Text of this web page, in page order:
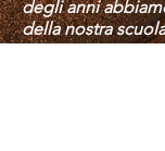
degli anni
della nostra
Dopo aver